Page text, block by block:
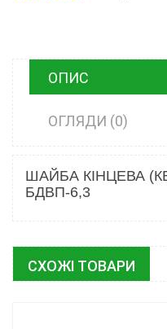
ОПИС
ОГЛЯДИ (0)
ШАЙБА КІНЦЕВА
БДВП-6,3
СХОЖІ ТОВАРИ